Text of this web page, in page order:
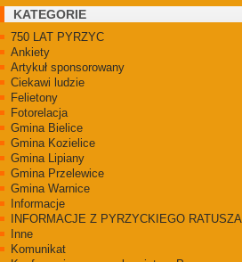
KATEGORIE
750 LAT PYRZYC
Ankiety
Artykuł sponsorowany
Ciekawi ludzie
Felietony
Fotorelacja
Gmina Bielice
Gmina Kozielice
Gmina Lipiany
Gmina Przelewice
Gmina Warnice
Informacje
INFORMACJE Z PYRZYCKIEGO RATUSZA
Inne
Komunikat